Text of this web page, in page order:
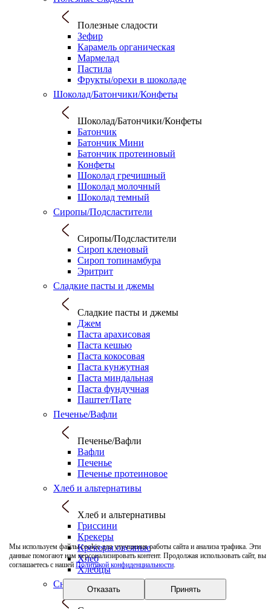
Мы используем файлы cookie для улучшения работы сайта и анализа трафика. Эти
данные помогают нам персонализировать контент. Продолжая использовать сайт, вы
соглашаетесь с нашей Политикой конфиденциальности.
Отказать Принять
Полезные сладости
Зефир
Карамель органическая
Мармелад
Пастила
Фрукты/орехи в шоколаде
Шоколад/Батончики/Конфеты
Шоколад/Батончики/Конфеты
Батончик
Батончик Мини
Батончик протеиновый
Конфеты
Шоколад гречишный
Шоколад молочный
Шоколад темный
Сиропы/Подсластители
Сиропы/Подсластители
Сироп кленовый
Сироп топинамбура
Эритрит
Сладкие пасты и джемы
Сладкие пасты и джемы
Джем
Паста арахисовая
Паста кешью
Паста кокосовая
Паста кунжутная
Паста миндальная
Паста фундучная
Паштет/Пате
Печенье/Вафли
Печенье/Вафли
Вафли
Печенье
Печенье протеиновое
Хлеб и альтернативы
Хлеб и альтернативы
Гриссини
Крекеры
Крекеры овсяные
Хлеб
Хлебцы
Снеки